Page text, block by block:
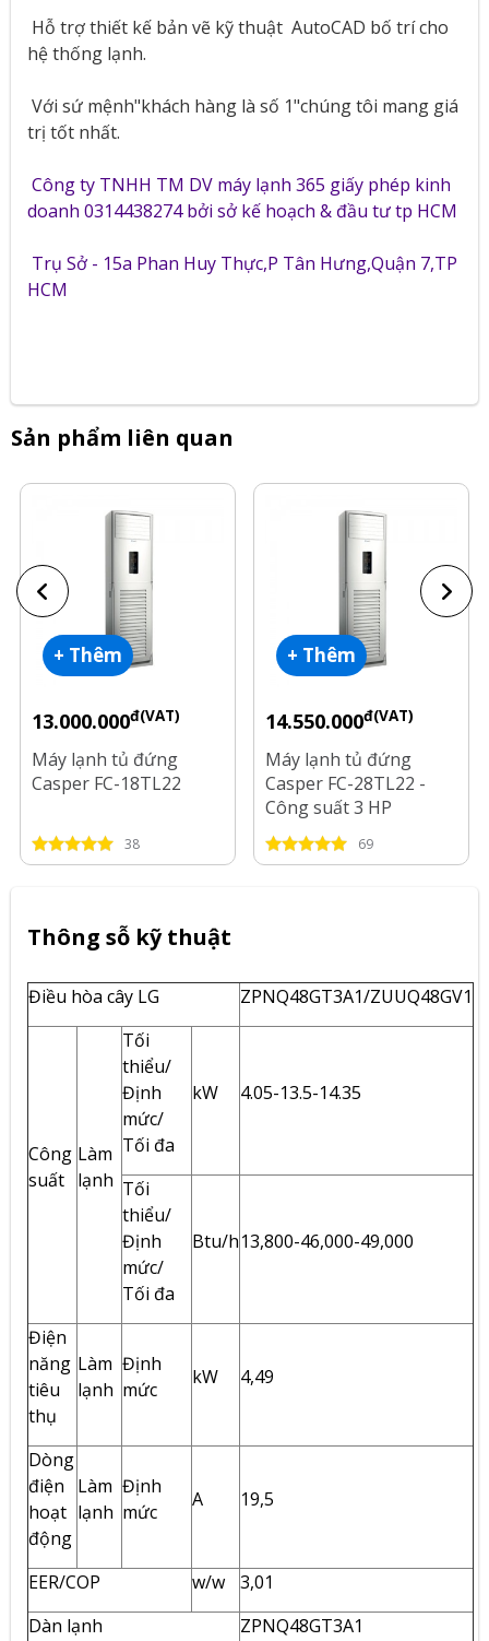
Hỗ trợ thiết kế bản vẽ kỹ thuật AutoCAD bố trí cho
hệ thống lạnh.
Với sứ mệnh"khách hàng là số 1"chúng tôi mang giá
trị tốt nhất.
Công ty TNHH TM DV máy lạnh 365 giấy phép kinh
doanh 0314438274 bởi sở kế hoạch & đầu tư tp HCM
Trụ Sở - 15a Phan Huy Thực,P Tân Hưng,Quận 7,TP
HCM
Sản phẩm liên quan
+ Thêm
13.000.000đ(VAT)
Máy lạnh tủ đứng
Casper FC-18TL22
38
+ Thêm
14.550.000đ(VAT)
Máy lạnh tủ đứng
Casper FC-28TL22 -
Công suất 3 HP
69
Thông sỗ kỹ thuật
Điều hòa cây LG ZPNQ48GT3A1/ZUUQ48GV1
Công
suất
Làm
lạnh
Tối
thiểu/
Định
mức/
Tối đa
kW 4.05-13.5-14.35
Tối
thiểu/
Định
mức/
Tối đa
Btu/h13,800-46,000-49,000
Điện
năng
tiêu
thụ
Làm
lạnh
Định
mức
kW 4,49
Dòng
điện
hoạt
động
Làm
lạnh
Định
mức
A 19,5
EER/COP w/w
3,01
Dàn lạnh
ZPNQ48GT3A1